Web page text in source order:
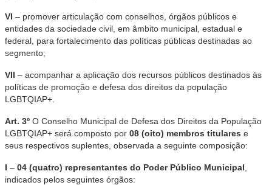
VI – promover articulação com conselhos, órgãos públicos e
entidades da sociedade civil, em âmbito municipal, estadual e
federal, para fortalecimento das políticas públicas destinadas ao
segmento;
VII – acompanhar a aplicação dos recursos públicos destinados às
políticas de promoção e defesa dos direitos da população
LGBTQIAP+.
Art. 3º O Conselho Municipal de Defesa dos Direitos da População
LGBTQIAP+ será composto por 08 (oito) membros titulares e
seus respectivos suplentes, observada a seguinte composição:
I – 04 (quatro) representantes do Poder Público Municipal
indicados pelos seguintes órgãos: